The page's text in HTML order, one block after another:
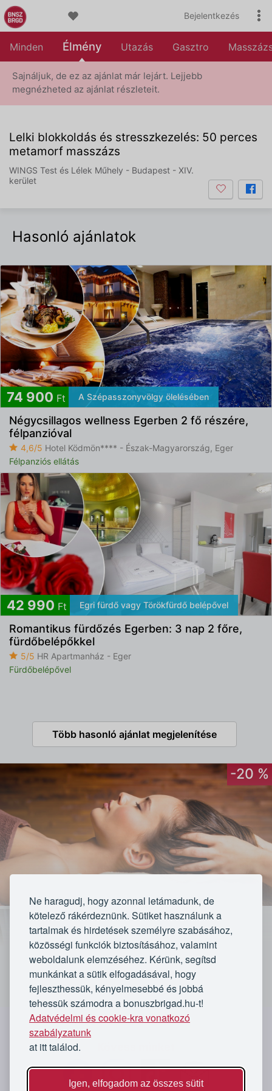
Ne haragudj, hogy azonnal letámadunk, de
kötelező rákérdeznünk. Sütiket használunk a
tartalmak és hirdetések személyre szabásához,
közösségi funkciók biztosításához, valamint
weboldalunk elemzéséhez. Kérünk, segítsd
munkánkat a sütik elfogadásával, hogy
fejleszthessük, kényelmesebbé és jobbá
tehessük számodra a bonuszbrigad.hu-t!
Adatvédelmi és cookie-kra vonatkozó
szabályzatunk
at itt találod.
Igen, elfogadom az összes sütit
Bejelentkezés
Minden Élmény Utazás Gasztro
Sajnáljuk, de ez az ajánlat már lejárt. Lejjebb
megnézheted az ajánlat részleteit.
Lelki blokkoldás és stresszkezelés: 50 perces
metamorf masszázs
WINGS Test és Lélek Műhely - Budapest - XIV.
kerület
Hasonló ajánlatok
74 900 Ft A Szépasszonyvölgy ölelésében
Négycsillagos wellness Egerben 2 fő részére,
félpanzióval
4,6/5 Hotel Ködmön**** - Észak-Magyarország, Eger
Félpanziós ellátás
42 990 Ft Egri fürdő vagy Törökfürdő belépővel
Romantikus fürdőzés Egerben: 3 nap 2 főre,
fürdőbelépőkkel
5/5 HR Apartmanház - Eger
Fürdőbelépővel
Több hasonló ajánlat megjelenítése
-20 %
Lejárt
Az ajánlat lejárt 3 vásárló
ma már 5 db
bónuszt
`